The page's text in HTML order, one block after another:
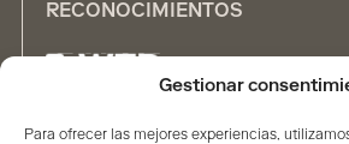
Gestionar
Para ofrecer las mejores experiencias,
RECONOCIMIENTOS